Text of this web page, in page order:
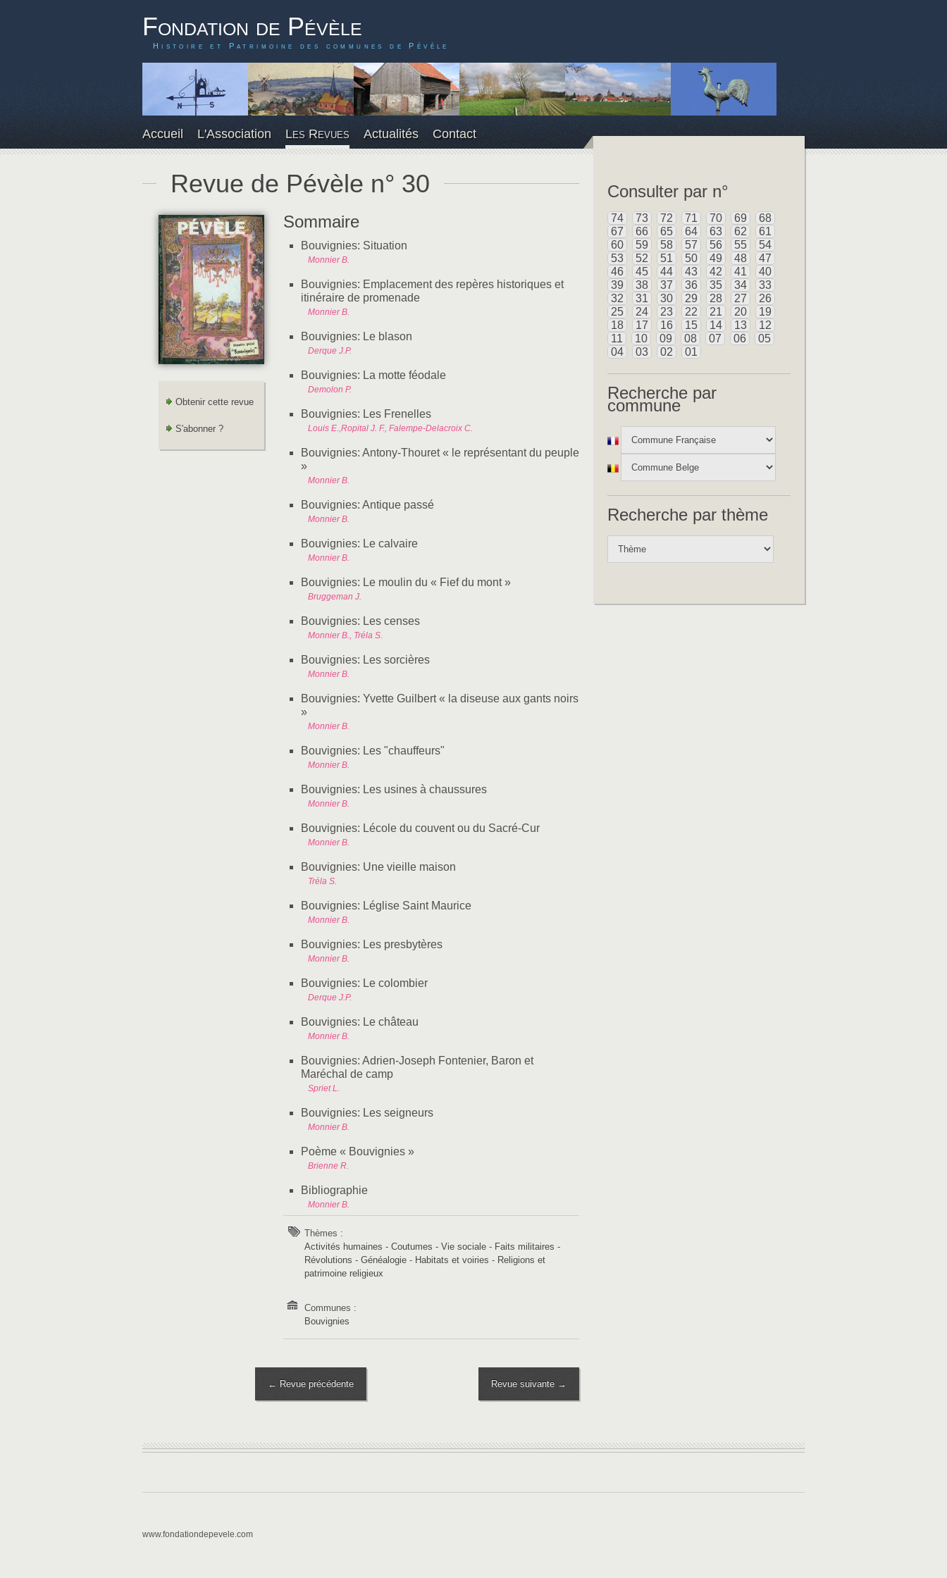
Fondation de Pévèle
Histoire et Patrimoine des communes de Pévèle
Accueil L'Association Les Revues Actualités Contact
Revue de Pévèle n° 30
Obtenir cette revue
S'abonner ?
Sommaire
Bouvignies: Situation
Monnier B.
Bouvignies: Emplacement des repères historiques et
itinéraire de promenade
Monnier B.
Bouvignies: Le blason
Derque J.P.
Bouvignies: La motte féodale
Demolon P.
Bouvignies: Les Frenelles
Louis E.,Ropital J. F., Falempe-Delacroix C.
Bouvignies: Antony-Thouret « le représentant du peuple
»
Monnier B.
Bouvignies: Antique passé
Monnier B.
Bouvignies: Le calvaire
Monnier B.
Bouvignies: Le moulin du « Fief du mont »
Bruggeman J.
Bouvignies: Les censes
Monnier B., Tréla S.
Bouvignies: Les sorcières
Monnier B.
Bouvignies: Yvette Guilbert « la diseuse aux gants noirs
»
Monnier B.
Bouvignies: Les "chauffeurs"
Monnier B.
Bouvignies: Les usines à chaussures
Monnier B.
Bouvignies: Lécole du couvent ou du Sacré-Cur
Monnier B.
Bouvignies: Une vieille maison
Tréla S.
Bouvignies: Léglise Saint Maurice
Monnier B.
Bouvignies: Les presbytères
Monnier B.
Bouvignies: Le colombier
Derque J.P.
Bouvignies: Le château
Monnier B.
Bouvignies: Adrien-Joseph Fontenier, Baron et
Maréchal de camp
Spriet L.
Bouvignies: Les seigneurs
Monnier B.
Poème « Bouvignies »
Brienne R.
Bibliographie
Monnier B.
Thèmes :
Activités humaines - Coutumes - Vie sociale - Faits militaires -
Révolutions - Généalogie - Habitats et voiries - Religions et
patrimoine religieux
Communes :
Bouvignies
← Revue précédente Revue suivante →
Consulter par n°
74 73 72 71 70 69
68
67
66 65 64 63 62
61
60
59 58 57 56 55
54
53
52 51 50 49 48
47
46
45 44 43 42 41
40
39
38 37 36 35 34
33
32
31 30 29 28 27
26
25
24 23 22 21 20
19
18
17 16 15 14 13
12
11
10 09 08 07 06
05
04
03 02 01
Recherche par
commune
Recherche par thème
www.fondationdepevele.com